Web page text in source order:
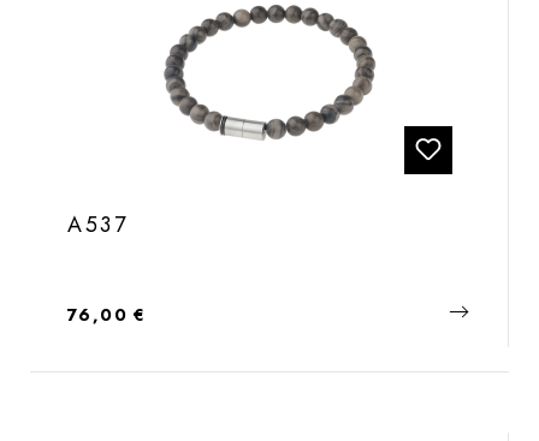
A537
Regulärer Preis:
76,00 €